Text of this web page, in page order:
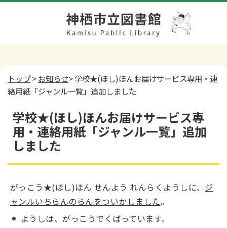
トップ>お知らせ> 学校★(ほし)ほんお届けサービス専用・連
絡用紙「ジャンル一覧」追加しました
学校★(ほし)ほんお届けサービス専
用・連絡用紙「ジャンル一覧」追加
しました
がっこう★(ほし)ほん せんよう れんらくようしに、 ジ
ャンルいちらんのらんをついかしました。
ようしは、がっこうでくばっています。